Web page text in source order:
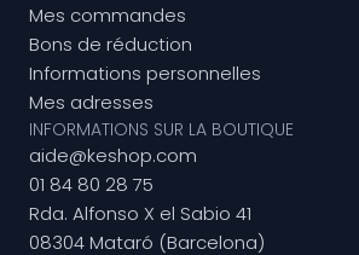
Mes commandes
Bons de réduction
Informations personnelles
Mes adresses
INFORMATIONS SUR LA BOUTIQUE
aide@keshop.com
01 84 80 28 75
Rda. Alfonso X el Sabio 41
08304 Mataró (Barcelona)